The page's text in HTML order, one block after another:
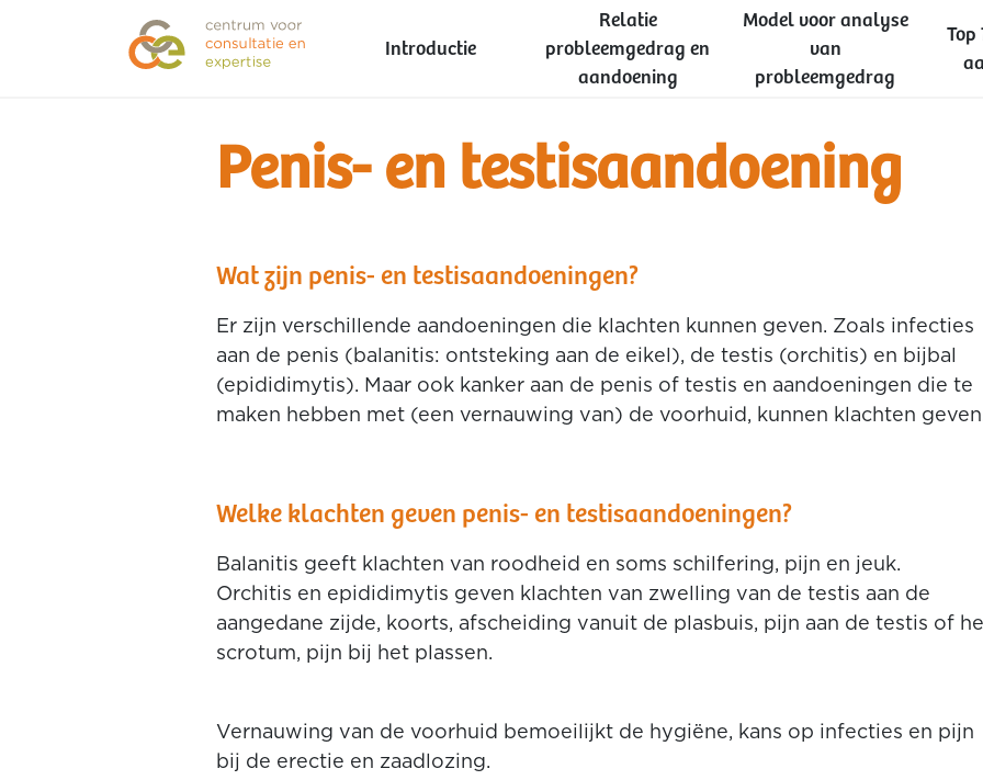
Introductie
Relatie
probleemgedrag en
aandoening
Model voor analyse
van
probleemgedrag
Top
Penis- en testisaandoening
Wat zijn penis- en testisaandoeningen?
Er zijn verschillende aandoeningen die klachten kunnen geven. Zoals infecties
aan de penis (balanitis: ontsteking aan de eikel), de testis (orchitis) en bijbal
(epididimytis). Maar ook kanker aan de penis of testis en aandoeningen die te
maken hebben met (een vernauwing van) de voorhuid, kunnen klachten
Welke klachten geven penis- en testisaandoeningen?
Balanitis geeft klachten van roodheid en soms schilfering, pijn en jeuk.
Orchitis en epididimytis geven klachten van zwelling van de testis aan de
aangedane zijde, koorts, afscheiding vanuit de plasbuis, pijn aan de testis of
scrotum, pijn bij het plassen.
Vernauwing van de voorhuid bemoeilijkt de hygiëne, kans op infecties en pijn
bij de erectie en zaadlozing.